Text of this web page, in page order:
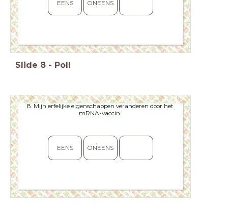
EENS ONEENS
Slide 8 - Poll
8. Mijn erfelijke eigenschappen veranderen door het
mRNA-vaccin.
EENS ONEENS